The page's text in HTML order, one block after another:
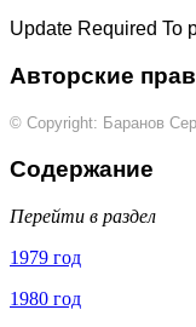
Update Required To
Авторские
© Copyright: Баранов
Содержание
Перейти в раздел
1979 год
1980 год